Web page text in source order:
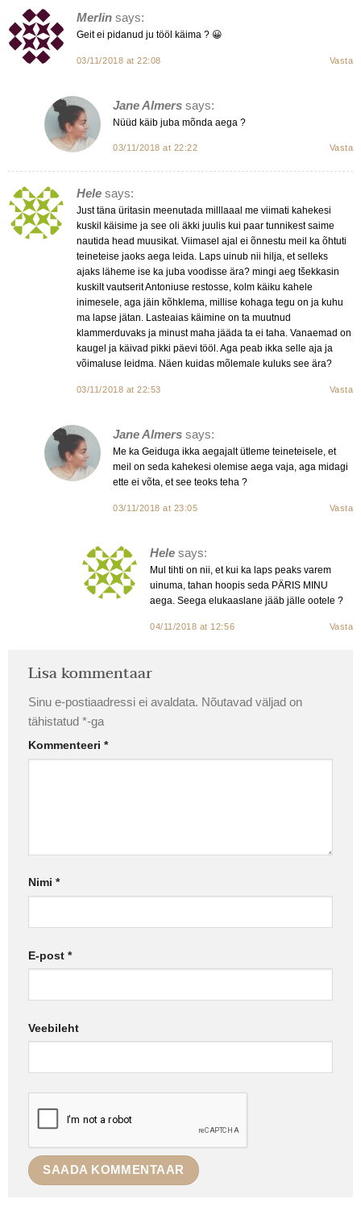
Merlin says:
Geit ei pidanud ju tööl käima ? 😀
03/11/2018 at 22:08 Vasta
Jane Almers says:
Nüüd käib juba mõnda aega ?
03/11/2018 at 22:22 Vasta
Hele says:
Just täna üritasin meenutada milllaaal me viimati kahekesi
kuskil käisime ja see oli äkki juulis kui paar tunnikest saime
nautida head muusikat. Viimasel ajal ei õnnestu meil ka õhtuti
teineteise jaoks aega leida. Laps uinub nii hilja, et selleks
ajaks läheme ise ka juba voodisse ära? mingi aeg tšekkasin
kuskilt vautserit Antoniuse restosse, kolm käiku kahele
inimesele, aga jäin kõhklema, millise kohaga tegu on ja kuhu
ma lapse jätan. Lasteaias käimine on ta muutnud
klammerduvaks ja minust maha jääda ta ei taha. Vanaemad on
kaugel ja käivad pikki päevi tööl. Aga peab ikka selle aja ja
võimaluse leidma. Näen kuidas mõlemale kuluks see ära?
03/11/2018 at 22:53 Vasta
Jane Almers says:
Me ka Geiduga ikka aegajalt ütleme teineteisele, et
meil on seda kahekesi olemise aega vaja, aga midagi
ette ei võta, et see teoks teha ?
03/11/2018 at 23:05 Vasta
Hele says:
Mul tihti on nii, et kui ka laps peaks varem
uinuma, tahan hoopis seda PÄRIS MINU
aega. Seega elukaaslane jääb jälle ootele ?
04/11/2018 at 12:56 Vasta
Lisa kommentaar
Sinu e-postiaadressi ei avaldata. Nõutavad väljad on
tähistatud *-ga
Kommenteeri *
Nimi *
E-post *
Veebileht